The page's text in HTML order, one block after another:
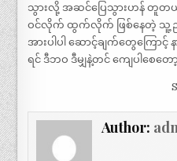
သွားလို့ အဆင်ပြေသွားဟန် တူတ
ဝင်လိုက် ထွက်လိုက် ဖြစ်နေတဲ့ သူ့ညီလေ
အားပါပါ ဆောင့်ချက်တွေကြော
ရင် ဒီဘဝ ဒီမျှနဲ့တင် ကျေပါစေတော့
Author: